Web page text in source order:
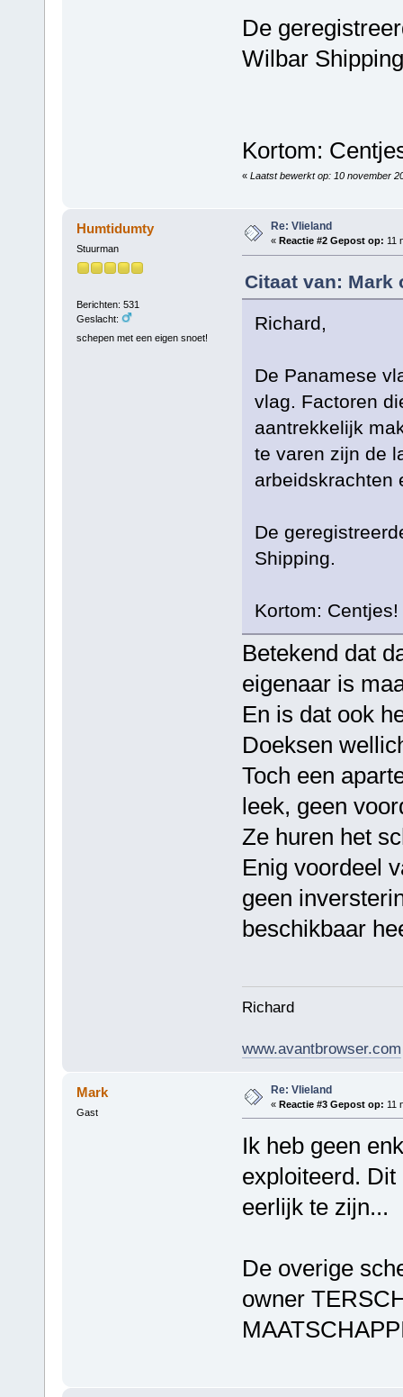
De
Wilbar
Kortom:
« Laatst bewerkt op: 10 november
Humtidumty
Stuurman
Berichten: 531
Geslacht:
schepen met een eigen snoet!
Re: Vlieland
« Reactie #2 Gepost op: 11
Citaat van: Mark
Richard,
De Panamese
vlag. Factoren
aantrekkelijk
te varen zijn de
arbeidskrachten
De
Shipping.
Kortom: Centjes!
Betekend dat
eigenaar is
En is dat ook
Doeksen
Toch een
leek, geen
Ze huren het
Enig voordeel
geen
beschikbaar
Richard
www.avantbrowser.com
Mark
Gast
Re: Vlieland
« Reactie #3 Gepost op: 11
Ik heb geen
exploiteerd.
eerlijk te zijn...
De overige
owner